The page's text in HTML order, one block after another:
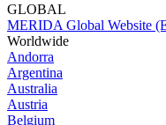
GLOBAL
MERIDA Global Website
Worldwide
Andorra
Argentina
Australia
Austria
Belgium